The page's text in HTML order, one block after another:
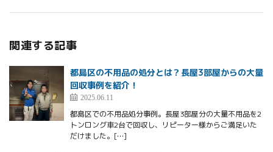
関連する記事
都島区の不用品の処分とは？長屋3部屋からの大量
回収事例を紹介！
2025.06.11
都島区での不用品処分事例。長屋3部屋分の大量不用品を2
トンロング車2台で回収し、リピーター様からご満足いた
だけました。[…]